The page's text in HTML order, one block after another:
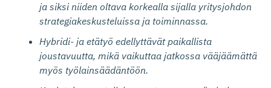
ja siksi niiden oltava korkealla sijalla yritysjohdon
strategiakeskusteluissa ja toiminnassa.
Hybridi- ja etätyö edellyttävät paikallista
joustavuutta, mikä vaikuttaa jatkossa vääjäämättä
myös työlainsäädäntöön.